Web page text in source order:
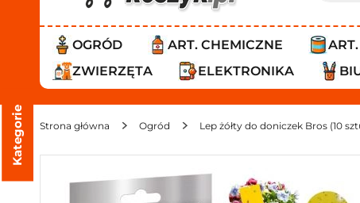
OGRÓD ART. CHEMICZNE
ZWIERZĘTA
ELEKTRONIKA
Strona główna Ogród Lep żółty do doniczek Bros (10
Kategorie